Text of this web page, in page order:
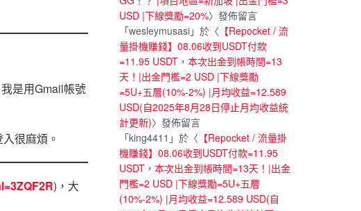
是用Gmail帳號
很麻煩。
)，大
USD |下線獎勵=20%〉發佈留言
「wesleymusasi」於〈 【Repocket / 流
量掛機賺錢】08.06收到USDT付款
=11.95 USDT，本次出金到帳時間=13
天！|出金門檻=2 USD |下線獎勵
=5U+五層(10%-2%) |月均收益=12.589
USD(自2025年8月28日停止月均收益統
計更新)〉發佈留言
「king4411 」於〈 【Repocket / 流量掛
機賺錢】08.06收到USDT付款=11.95
USDT，本次出金到帳時間=13天！|出金
門檻=2 USD |下線獎勵=5U+五層
(10%-2%) |月均收益=12.589 USD(自